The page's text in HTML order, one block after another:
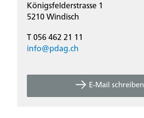
Königsfelderstrasse 1
5210 Windisch
T 056 462 21 11
info@pdag.ch
E-Mail schreiben